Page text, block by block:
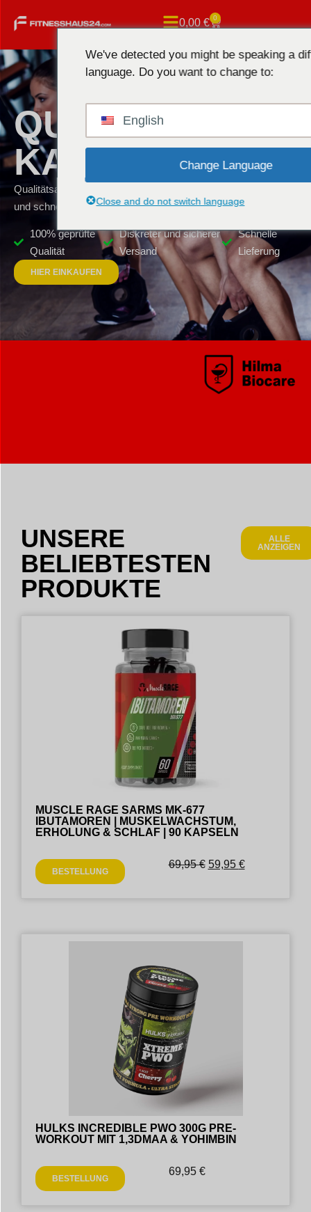
0,00€ 0
KAUFEN
Qualitätsanabolika für ernsthafte Sportler. Diskrete, sichere
und schnelle Lieferung.
100% geprüfte
Qualität
Diskreter und sicherer
Versand
Schnelle
Lieferung
HIER EINKAUFEN
UNSERE
BELIEBTESTEN
PRODUKTE
ALLE
ANZEIGEN
MUSCLE RAGE SARMS MK-677
IBUTAMOREN | MUSKELWACHSTUM,
ERHOLUNG & SCHLAF | 90 KAPSELN
BESTELLUNG
69,95€ 59,95 €
HULKS INCREDIBLE PWO 300G PRE-
WORKOUT MIT 1,3DMAA & YOHIMBIN
BESTELLUNG
69,95 €
We've detected you might be speaking a
language. Do you want to change to:
English
Change Language
Close and do not switch language